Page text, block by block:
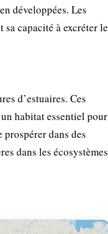
développées. Les
capacité à excréter le
d’estuaires. Ces
habitat essentiel pour
dans des
dans les écosystèmes